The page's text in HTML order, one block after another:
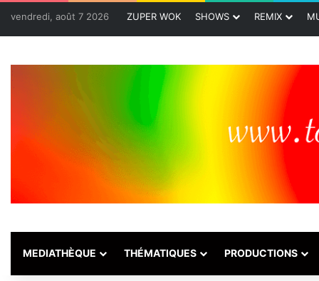
vendredi, août 7 2026 ZUPER WOK SHOWS REMIX
MEDIATHÈQUE THÉMATIQUES PRODUCTIONS